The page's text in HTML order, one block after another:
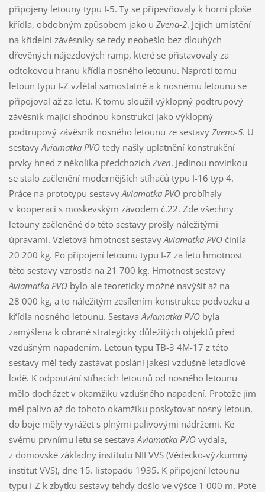
připojeny letouny typu I-5. Ty se připevňovaly k horní ploše
křídla, obdobným způsobem jako u Zvena-2. Jejich umístění
na křídelní závěsníky se tedy neobešlo bez dlouhých
dřevěných nájezdových ramp, které se přistavovaly za
odtokovou hranu křídla nosného letounu. Naproti tomu
letoun typu I-Z vzlétal samostatně a k nosnému letounu se
připojoval až za letu. K tomu sloužil výklopný podtrupový
závěsník mající shodnou konstrukci jako výklopný
podtrupový závěsník nosného letounu ze sestavy Zveno-5. U
sestavy Aviamatka PVO tedy našly uplatnění konstrukční
prvky hned z několika předchozích Zven. Jedinou novinkou
se stalo začlenění modernějších stíhačů typu I-16 typ 4.
Práce na prototypu sestavy Aviamatka PVOprobíhaly
v kooperaci s moskevským závodem č.22. Zde všechny
letouny začleněné do této sestavy prošly náležitými
úpravami. Vzletová hmotnost sestavy Aviamatka PVOčinila
20 200 kg. Po připojení letounu typu I-Z za letu hmotnost
této sestavy vzrostla na 21 700 kg. Hmotnost sestavy
Aviamatka PVObylo ale teoreticky možné navýšit až na
28 000 kg, a to náležitým zesílením konstrukce podvozku a
křídla nosného letounu. Sestava Aviamatka PVObyla
zamýšlena k obraně strategicky důležitých objektů před
vzdušným napadením. Letoun typu TB-3 4M-17 z této
sestavy měl tedy zastávat poslání jakési vzdušné letadlové
lodě. K odpoutání stíhacích letounů od nosného letounu
mělo docházet v okamžiku vzdušného napadení. Protože jim
měl palivo až do tohoto okamžiku poskytovat nosný letoun,
do boje měly vyrážet s plnými palivovými nádržemi. Ke
svému prvnímu letu se sestava Aviamatka PVOvydala,
z domovské základny institutu NII VVS (Vědecko-výzkumný
institut VVS), dne 15. listopadu 1935. K připojení letounu
typu I-Z k zbytku sestavy tehdy došlo ve výšce 1 000 m. Poté